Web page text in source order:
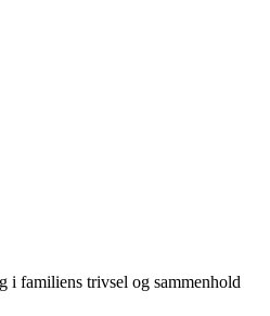
i familiens trivsel og sammenhold